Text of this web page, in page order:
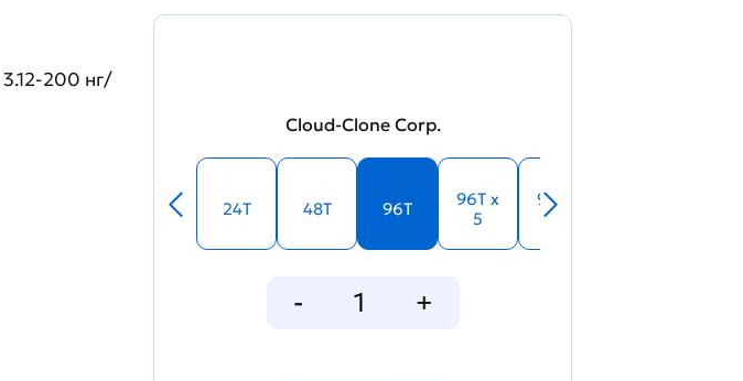
3.12-200 нг/
Cloud-Clone Corp.
24T 48T 96T
96T x
5
96T x
10